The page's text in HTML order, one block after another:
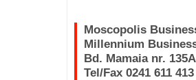
Moscopolis
Millennium
Bd. Mamaia nr.
Tel/Fax 0241 611 413